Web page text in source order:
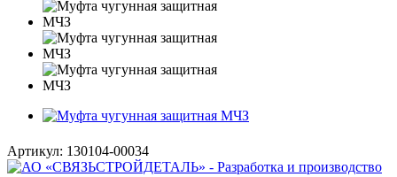
Артикул: 130104-00034